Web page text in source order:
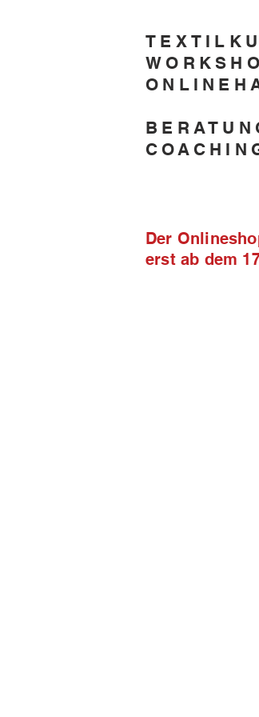
Der
erst ab dem